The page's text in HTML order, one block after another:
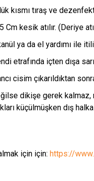
kısmı tıraş ve
kesik atılır. (Deriye
ya da el yardımı ile
etrafında içten dışa
cisim çıkarıldıktan
dikişe gerek kalmaz,
küçülmüşken dış
için için: https://